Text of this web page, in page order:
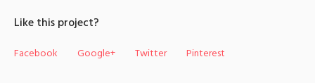
Like this project?
Facebook Google+ Twitter Pinterest